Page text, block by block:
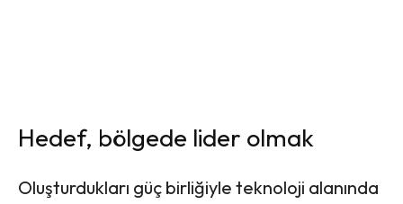
Hedef, bölgede lider olmak
Oluşturdukları güç birliğiyle teknoloji alanında